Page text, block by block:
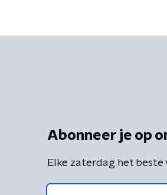
Abonneer je op
Elke zaterdag het beste